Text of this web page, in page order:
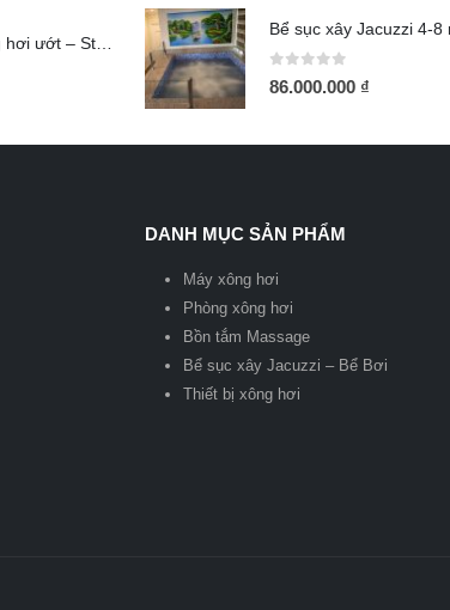
86.000.000 ₫
DANH MỤC SẢN PHẨM
Máy xông hơi
Phòng xông hơi
Bồn tắm Massage
Bể sục xây Jacuzzi – Bể Bơi
Thiết bị xông hơi